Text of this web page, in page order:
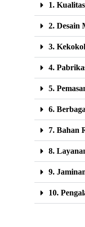
1.
2. Desain
3.
4.
5.
6.
7. Bahan
8.
9.
10.